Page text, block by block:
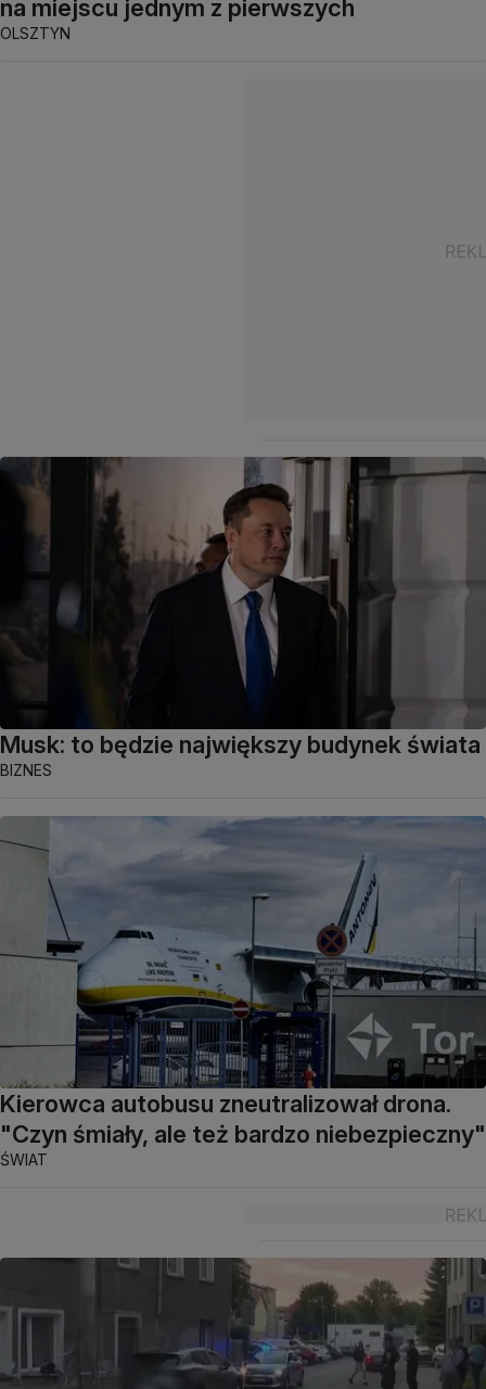
na miejscu jednym z pierwszych
OLSZTYN
Musk: to będzie największy budynek świata
BIZNES
Kierowca autobusu zneutralizował drona.
"Czyn śmiały, ale też bardzo niebezpieczny"
ŚWIAT